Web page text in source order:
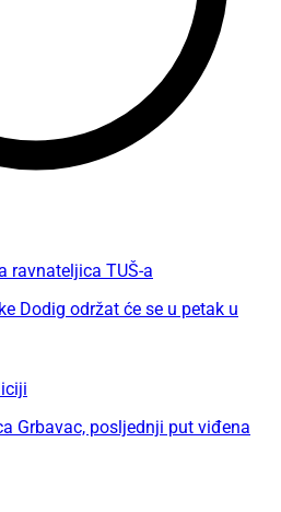
ravnateljica TUŠ-a
Dodig održat će se u petak u
Grbavac, posljednji put viđena